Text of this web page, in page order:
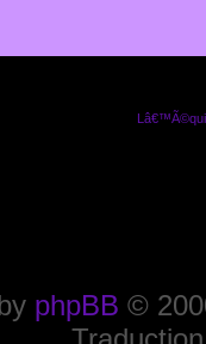
phpBB ©